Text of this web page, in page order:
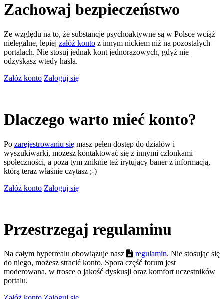
Zachowaj bezpieczeństwo
Ze względu na to, że substancje psychoaktywne są w Polsce wciąż
nielegalne, lepiej załóż konto z innym nickiem niż na pozostałych
portalach. Nie stosuj jednak kont jednorazowych, gdyż nie
odzyskasz wtedy hasła.
Załóż konto Zaloguj się
Dlaczego warto mieć konto?
Po zarejestrowaniu się masz pełen dostęp do działów i
wyszukiwarki, możesz kontaktować się z innymi członkami
społeczności, a poza tym zniknie też irytujący baner z informacją,
którą teraz właśnie czytasz ;-)
Załóż konto Zaloguj się
Przestrzegaj regulaminu
Na całym hyperrealu obowiązuje nasz regulamin. Nie stosując się
do niego, możesz stracić konto. Spora część forum jest
moderowana, w trosce o jakość dyskusji oraz komfort uczestników
portalu.